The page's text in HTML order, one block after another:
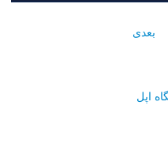
بعدی
اپل